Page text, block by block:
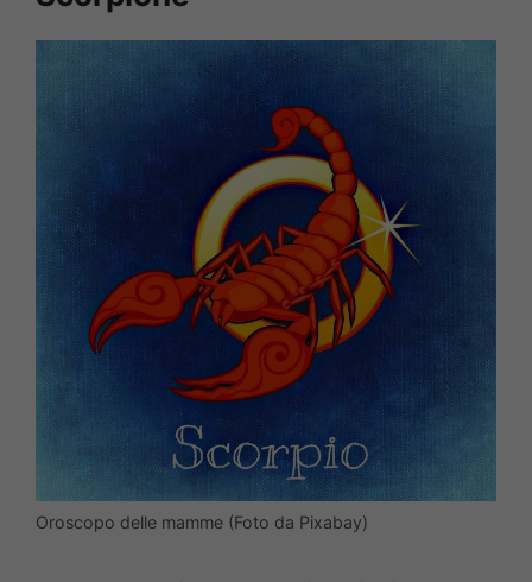
Oroscopo delle mamme (Foto da Pixabay)